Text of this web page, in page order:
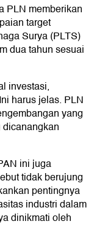
PLN memberikan
target
Surya (PLTS)
dua tahun sesuai
investasi,
harus jelas. PLN
yang
ini juga
tidak berujung
pentingnya
industri dalam
dinikmati oleh